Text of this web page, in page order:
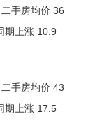
手房均价 36
期上涨 10.9
手房均价 43
期上涨 17.5